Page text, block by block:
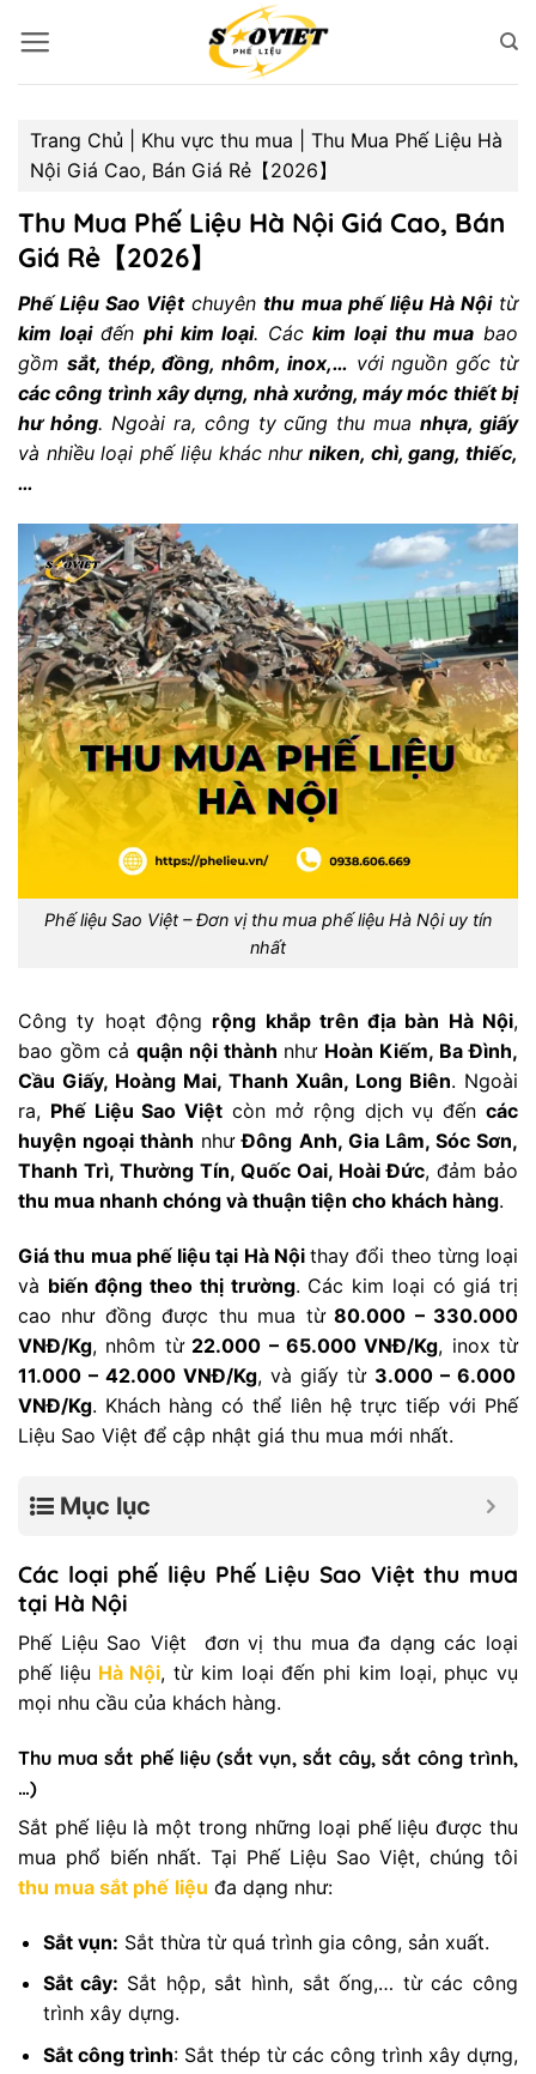
qua
Trang Chủ
Khu vực thu mua
Thu Mua Phế Liệu Hà
Nội Giá Cao, Bán Giá Rẻ【2026】
Thu Mua Phế Liệu Hà Nội Giá Cao, Bán
Giá Rẻ【2026】
Phế Liệu Sao Việtchuyênthu mua phế liệu Hà Nộitừ
kim loạiđến phi kim loại. Cáckim loại thu mua bao
gồm sắt, thép, đồng, nhôm, inox,… với nguồn gốc từ
các công trình xây dựng, nhà xưởng, máy móc thiết bị
hư hỏng. Ngoài ra, công ty cũng thu muanhựa, giấy
và nhiều loại phế liệu khác như niken, chì, gang, thiếc,
…
Phế liệu Sao Việt – Đơn vị thu mua phế liệu Hà Nội uy tín
nhất
Công ty hoạt động rộng khắp trên địa bàn Hà Nội,
bao gồm cả quận nội thành như Hoàn Kiếm, Ba Đình,
Cầu Giấy, Hoàng Mai, Thanh Xuân, Long Biên. Ngoài
ra, Phế Liệu Sao Việt còn mở rộng dịch vụ đếncác
huyện ngoại thành nhưĐông Anh, Gia Lâm, Sóc Sơn,
Thanh Trì, Thường Tín, Quốc Oai, Hoài Đức, đảm bảo
thu mua nhanh chóng và thuận tiện cho khách hàng.
Giá thu mua phế liệu tại Hà Nội thay đổi theo từng loại
và biến động theo thị trường. Các kim loại có giá trị
cao như đồng được thu mua từ80.000 – 330.000
VNĐ/Kg, nhôm từ22.000 – 65.000 VNĐ/Kg, inox từ
11.000 – 42.000 VNĐ/Kg, và giấy từ 3.000 – 6.000
VNĐ/Kg. Khách hàng có thể liên hệ trực tiếp với Phế
Liệu Sao Việt để cập nhật giá thu mua mới nhất.
Mục lục
Các loại phế liệu Phế Liệu Sao Việt thu mua
tại Hà Nội
Phế Liệu Sao Việt đơn vị thu mua đa dạng các loại
phế liệu Hà Nội, từ kim loại đến phi kim loại, phục vụ
mọi nhu cầu của khách hàng.
Thu mua sắt phế liệu (sắt vụn, sắt cây, sắt công trình,
…)
Sắt phế liệu là một trong những loại phế liệu được thu
mua phổ biến nhất. Tại Phế Liệu Sao Việt, chúng tôi
thu mua sắt phế liệu đa dạng như:
Sắt vụn: Sắt thừa từ quá trình gia công, sản xuất.
Sắt cây: Sắt hộp, sắt hình, sắt ống,… từ các công
trình xây dựng.
Sắt công trình: Sắt thép từ các công trình xây dựng,